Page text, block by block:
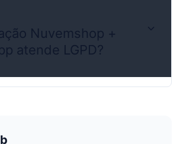
Nuvemshop +
atende LGPD?